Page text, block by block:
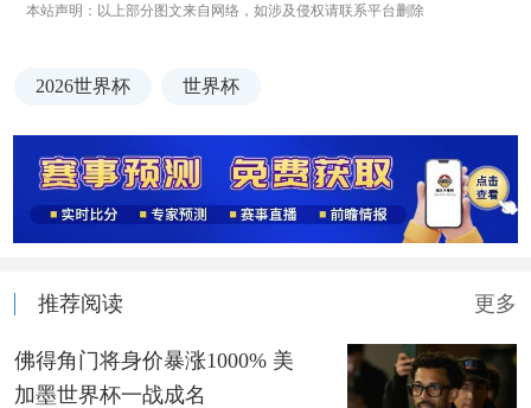
本站声明：以上部分图文来自网络，如涉及侵权请联系平台删除
2026世界杯 世界杯
推荐阅读 更多
佛得角门将身价暴涨1000% 美
加墨世界杯一战成名